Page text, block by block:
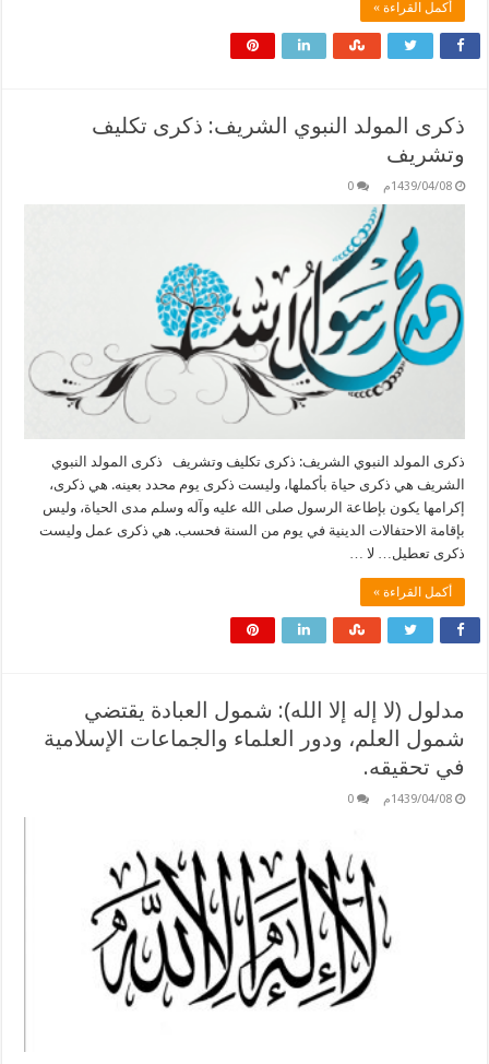
أكمل القراءة »
ذكرى المولد النبوي الشريف: ذكرى تكليف
وتشريف
1439/04/08م 0
ذكرى المولد النبوي الشريف: ذكرى تكليف وتشريف ذكرى المولد النبوي
الشريف هي ذكرى حياة بأكملها، وليست ذكرى يوم محدد بعينه. هي ذكرى،
إكرامها يكون بإطاعة الرسول صلى الله عليه وآله وسلم مدى الحياة، وليس
بإقامة الاحتفالات الدينية في يوم من السنة فحسب. هي ذكرى عمل وليست
ذكرى تعطيل… لا …
أكمل القراءة »
مدلول (لا إله إلا الله): شمول العبادة يقتضي
شمول العلم، ودور العلماء والجماعات الإسلامية
في تحقيقه.
1439/04/08م 0